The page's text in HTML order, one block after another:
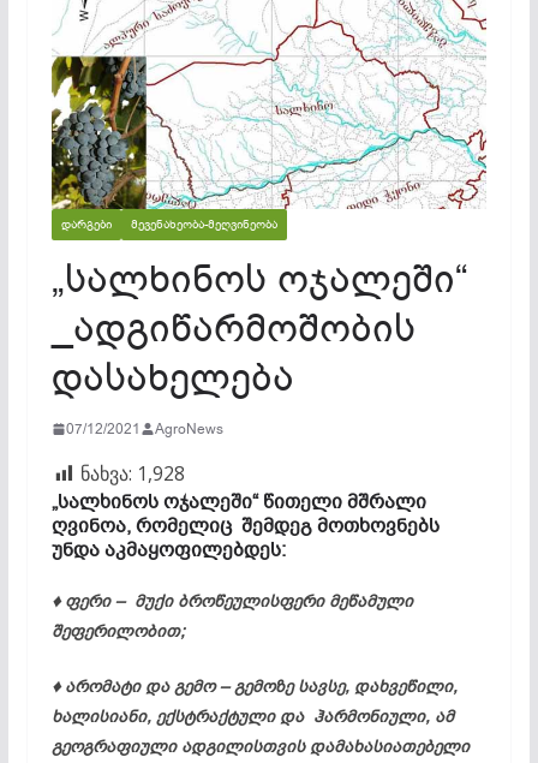
ᲓᲐᲠᲒᲔᲑᲘ ᲛᲔᲕᲔᲜᲐᲮᲔᲝᲑᲐ-ᲛᲔᲦᲕᲘᲜᲔᲝᲑᲐ
„სალხინოს ოჯალეში“
_ადგიწარმოშობის
დასახელება
07/12/2021 AgroNews
ნახვა: 1,928
„სალხინოს ოჯალეში“ წითელი მშრალი
ღვინოა, რომელიც შემდეგ მოთხოვნებს
უნდა აკმაყოფილებდეს:
♦ ფერი – მუქი ბროწეულისფერი მეწამული
შეფერილობით;
♦ არომატი და გემო – გემოზე სავსე, დახვეწილი,
ხალისიანი, ექსტრაქტული და ჰარმო­ნიული, ამ
გეოგრაფიული ადგილისთვის დამახასიათებელი